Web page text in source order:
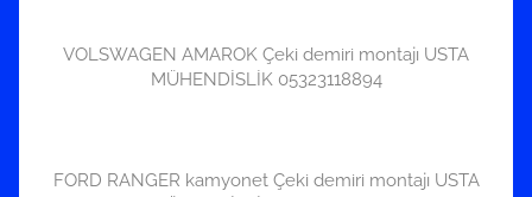
VOLSWAGEN AMAROK Çeki demiri montajı USTA
MÜHENDİSLİK 05323118894
FORD RANGER kamyonet Çeki demiri montajı USTA